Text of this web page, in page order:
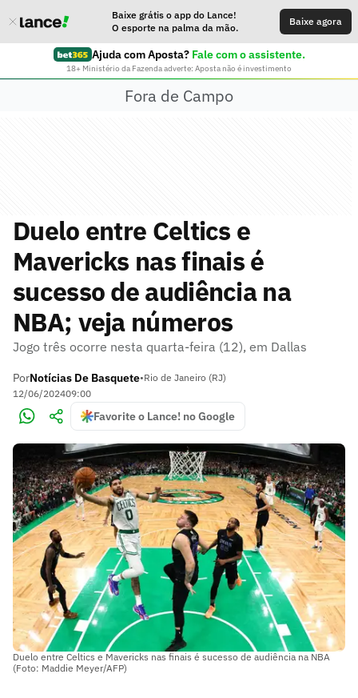
Baixe grátis o app do Lance!
O esporte na palma da mão.
Baixe agora
Ajuda com Aposta? Fale com o assistente.
18+ Ministério da Fazenda adverte: Aposta não é investimento
Fora de Campo
Duelo entre Celtics e
Mavericks nas finais é
sucesso de audiência na
NBA; veja números
Jogo três ocorre nesta quarta-feira (12), em Dallas
PorNotícias De Basquete•Rio de Janeiro (RJ)
12/06/202409:00
Favorite o Lance! no Google
Duelo entre Celtics e Mavericks nas finais é sucesso de audiência na NBA
(Foto: Maddie Meyer/AFP)